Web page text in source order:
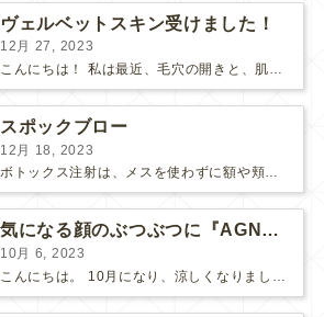
ヴェルベットスキン受けました！
12月 27, 2023
こんにちは！ 私は最近、毛穴の開きと、肌のごわつきが気になって、なんとかお肌をツヤツヤにしたいな〜と思っていました… そこで！ダーマペン『ヴェルベットスキン』を受けました♪ 経過ごとに写...
スポックブロー
12月 18, 2023
ボトックス注射は、メスを使わずに額や頬のシワ、エラを和らげることができるため、リスクの少ない美容医療としてとても人気の治療です。 しかし、表情筋がうまく動かずに、引きつったような不自然な笑顔...
気になる顔のぶつぶつに『AGNES』
10月 6, 2023